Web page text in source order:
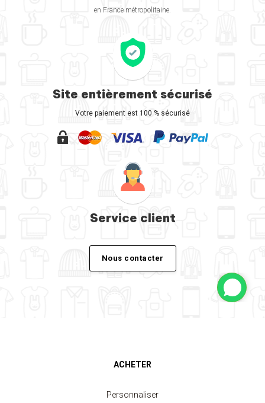
en France métropolitaine.
Site entièrement sécurisé
Votre paiement est 100 % sécurisé
Service client
Nous contacter
ACHETER
Personnaliser